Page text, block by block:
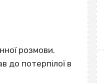
розмови.
до потерпілої в